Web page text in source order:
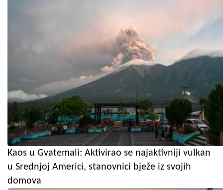
Kaos u Gvatemali: Aktivirao se najaktivniji vulkan
u Srednjoj Americi, stanovnici bježe iz svojih
domova